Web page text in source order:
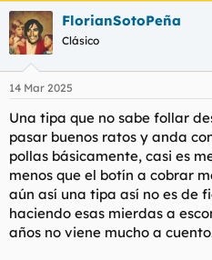
FlorianSotoPeña
Clásico
14 Mar 2025
Una tipa que no sabe follar
pasar buenos ratos y anda
pollas básicamente, casi es
menos que el botín a cobrar
aún así una tipa así no es de
haciendo esas mierdas a
años no viene mucho a